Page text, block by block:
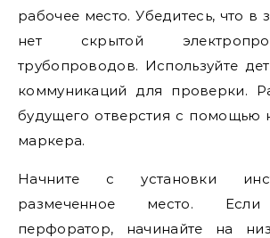
рабочее место. Убедитесь, что в
нет скрытой
трубопроводов. Используйте
коммуникаций для проверки.
будущего отверстия с помощью
маркера.
Начните с установки
размеченное место. Если
перфоратор, начинайте на